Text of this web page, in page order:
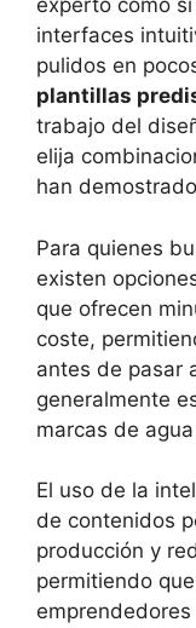
experto como
interfaces
pulidos en
plantillas
trabajo del
elija
han
Para quienes
existen
que ofrecen
coste,
antes de pasar
generalmente
marcas de
El uso de la
de contenidos
producción y
permitiendo